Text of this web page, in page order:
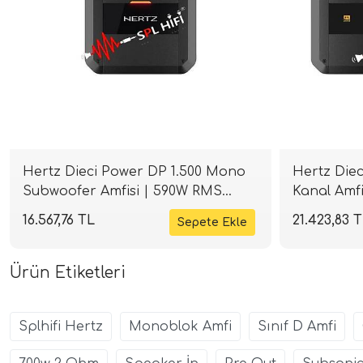
Hertz Dieci Power DP 1.500 Mono
Subwoofer Amfisi | 590W RMS
Class-D | SPLHIFI
16.567,76 TL
Hertz
Kanal
SPLHIFI
21.423,83
Ürün Etiketleri
Splhifi Hertz Monoblok Amfi Sınıf D Amfi